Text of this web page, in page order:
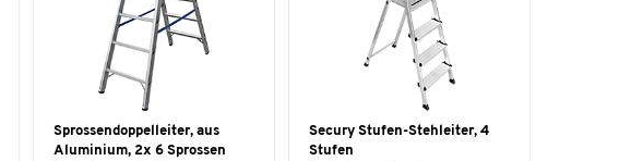
Sprossendoppelleiter, aus
Aluminium, 2x 6 Sprossen
Secury Stufen-Stehleiter, 4
Stufen